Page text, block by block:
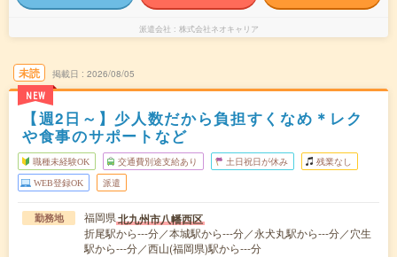
派遣会社 株式会社ネオキャリア
未読
NEW
掲載日 2026/08/05
【週2日～】少人数だから負担すくなめ＊レク
や食事のサポートなど
職種未経験OK 交通費別途支給あり 土日祝日が休み 残業なし
WEB登録OK 派遣
勤務地 福岡県北九州市八幡西区
折尾駅から---分／本城駅から---分／永犬丸駅から---分／穴生
駅から---分／西山(福岡県)駅から---分